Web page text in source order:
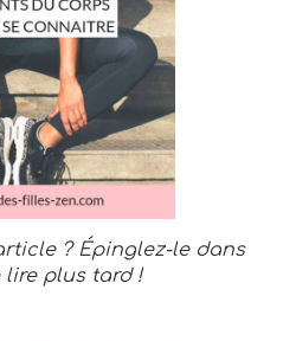
? Épinglez-le dans
lire plus tard !